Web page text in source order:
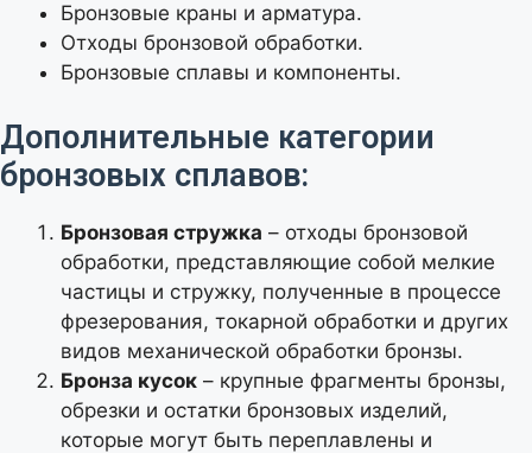
Бронзовые краны и арматура.
Отходы бронзовой обработки.
Бронзовые сплавы и компоненты.
Дополнительные категории
бронзовых сплавов:
Бронзовая стружка – отходы бронзовой
обработки, представляющие собой мелкие
частицы и стружку, полученные в процессе
фрезерования, токарной обработки и других
видов механической обработки бронзы.
Бронза кусок – крупные фрагменты бронзы,
обрезки и остатки бронзовых изделий,
которые могут быть переплавлены и